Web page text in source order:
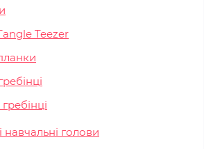
Teezer
навчальні голови